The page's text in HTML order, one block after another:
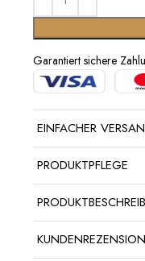
Garantiert sichere
EINFACHER
PRODUKTPFLEGE